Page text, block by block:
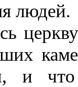
людей.
и что